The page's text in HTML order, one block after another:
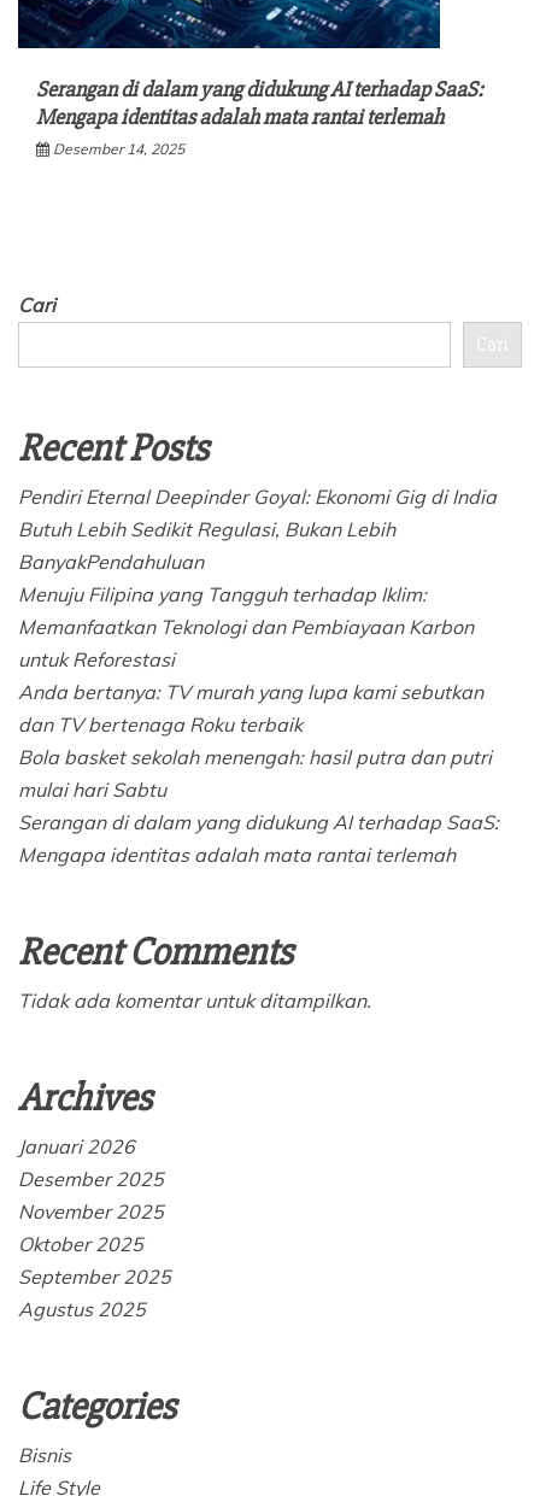
Serangan di dalam yang didukung AI terhadap SaaS:
Mengapa identitas adalah mata rantai terlemah
Desember 14, 2025
Cari
Cari
Recent Posts
Pendiri Eternal Deepinder Goyal: Ekonomi Gig di India
Butuh Lebih Sedikit Regulasi, Bukan Lebih
BanyakPendahuluan
Menuju Filipina yang Tangguh terhadap Iklim:
Memanfaatkan Teknologi dan Pembiayaan Karbon
untuk Reforestasi
Anda bertanya: TV murah yang lupa kami sebutkan
dan TV bertenaga Roku terbaik
Bola basket sekolah menengah: hasil putra dan putri
mulai hari Sabtu
Serangan di dalam yang didukung AI terhadap SaaS:
Mengapa identitas adalah mata rantai terlemah
Recent Comments
Tidak ada komentar untuk ditampilkan.
Archives
Januari 2026
Desember 2025
November 2025
Oktober 2025
September 2025
Agustus 2025
Categories
Bisnis
Life Style